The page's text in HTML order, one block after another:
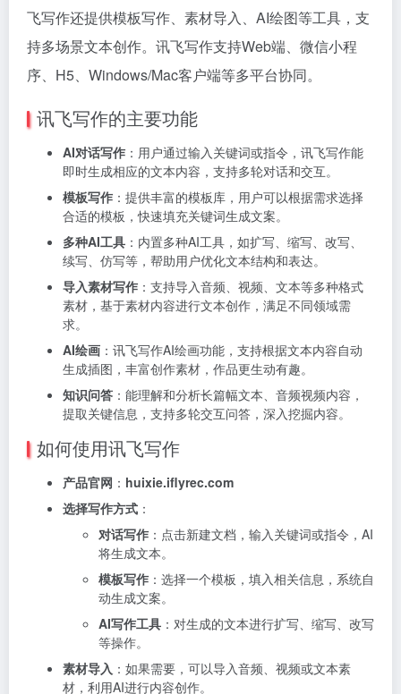
飞写作还提供模板写作、素材导入、AI绘图等工具，支
持多场景文本创作。讯飞写作支持Web端、微信小程
序、H5、Windows/Mac客户端等多平台协同。
讯飞写作的主要功能
AI对话写作 ：用户通过输入关键词或指令，讯飞写作能
即时生成相应的文本内容，支持多轮对话和交互。
模板写作 ：提供丰富的模板库，用户可以根据需求选择
合适的模板，快速填充关键词生成文案。
多种AI工具 ：内置多种AI工具，如扩写、缩写、改写、
续写、仿写等，帮助用户优化文本结构和表达。
导入素材写作 ：支持导入音频、视频、文本等多种格式
素材，基于素材内容进行文本创作，满足不同领域需
求。
AI绘画 ：讯飞写作AI绘画功能，支持根据文本内容自动
生成插图，丰富创作素材，作品更生动有趣。
知识问答 ：能理解和分析长篇幅文本、音频视频内容，
提取关键信息，支持多轮交互问答，深入挖掘内容。
如何使用讯飞写作
产品官网 ： huixie.iflyrec.com
选择写作方式 ：
对话写作 ：点击新建文档，输入关键词或指令，AI
将生成文本。
模板写作 ：选择一个模板，填入相关信息，系统自
动生成文案。
AI写作工具 ：对生成的文本进行扩写、缩写、改写
等操作。
素材导入 ：如果需要，可以导入音频、视频或文本素
材，利用AI进行内容创作。